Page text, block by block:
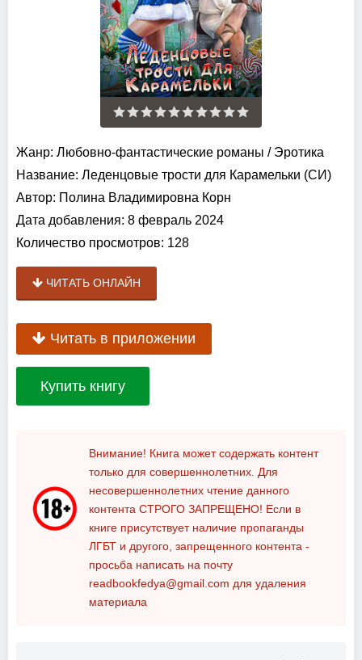
Жанр: Любовно-фантастические романы / Эротика
Название: Леденцовые трости для Карамельки (СИ)
Автор: Полина Владимировна Корн
Дата добавления: 8 февраль 2024
Количество просмотров: 128
ЧИТАТЬ ОНЛАЙН
Читать в приложении
Купить книгу
Внимание! Книга может содержать контент
только для совершеннолетних. Для
несовершеннолетних чтение данного
контента СТРОГО ЗАПРЕЩЕНО! Если в
книге присутствует наличие пропаганды
ЛГБТ и другого, запрещенного контента -
просьба написать на почту
readbookfedya@gmail.com для удаления
материала